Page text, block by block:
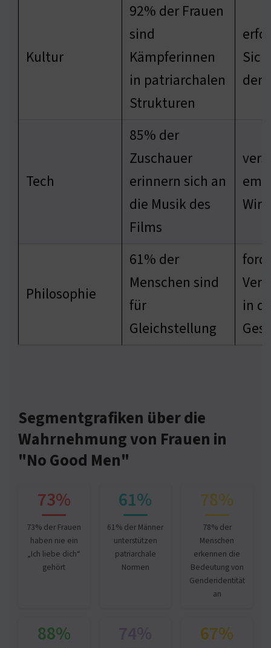
Kultur
92% der Frauen
sind
Kämpferinnen
in patriarchalen
Strukturen
der
Tech
85% der
Zuschauer
erinnern sich an
die Musik des
Films
Philosophie
61% der
Menschen sind
für
Gleichstellung
in
Segmentgrafiken über die
Wahrnehmung von Frauen in
"No Good Men"
73%
73% der Frauen
haben nie ein
„Ich liebe dich“
gehört
61%
61% der Männer
unterstützen
patriarchale
Normen
78%
78% der
Menschen
erkennen die
Bedeutung von
Genderidentität
an
88% 67%